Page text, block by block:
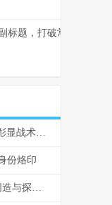
标题，打破常规的生存
和平精英雪地车怎么换颜色，个性化载具彰显战术风采，副标题，雪原驰骋的色彩奥秘与实战价值
份烙印
标题:我的世界组装道具指令,资深玩家的创造与探索指南